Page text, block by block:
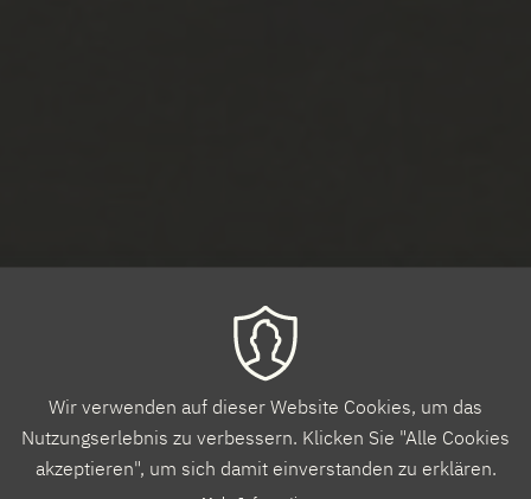
Wir verwenden auf dieser Website Cookies, um das
Nutzungserlebnis zu verbessern. Klicken Sie "Alle Cookies
akzeptieren", um sich damit einverstanden zu erklären.